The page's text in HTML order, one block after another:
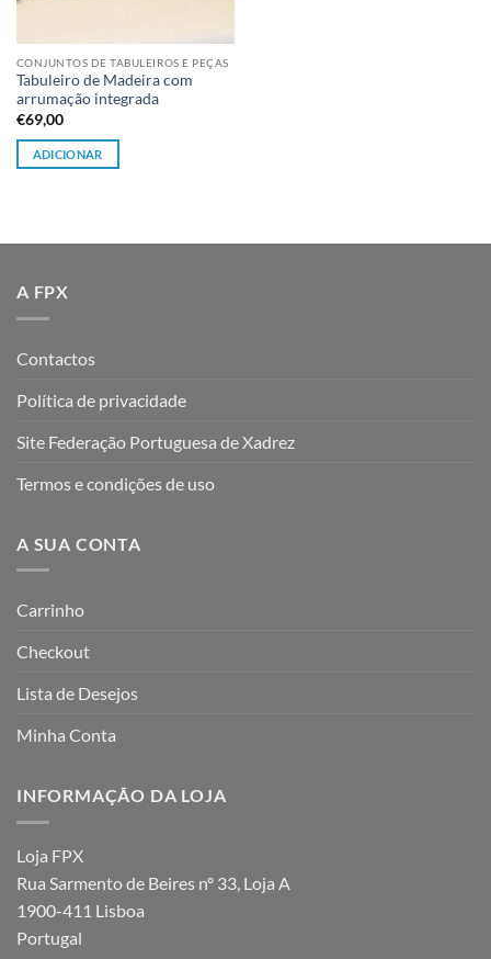
CONJUNTOS DE TABULEIROS E PEÇAS
Tabuleiro de Madeira com
arrumação integrada
€69,00
ADICIONAR
A FPX
Contactos
Política de privacidade
Site Federação Portuguesa de Xadrez
Termos e condições de uso
A SUA CONTA
Carrinho
Checkout
Lista de Desejos
Minha Conta
INFORMAÇÃO DA LOJA
Loja FPX
Rua Sarmento de Beires nº 33, Loja A
1900-411 Lisboa
Portugal